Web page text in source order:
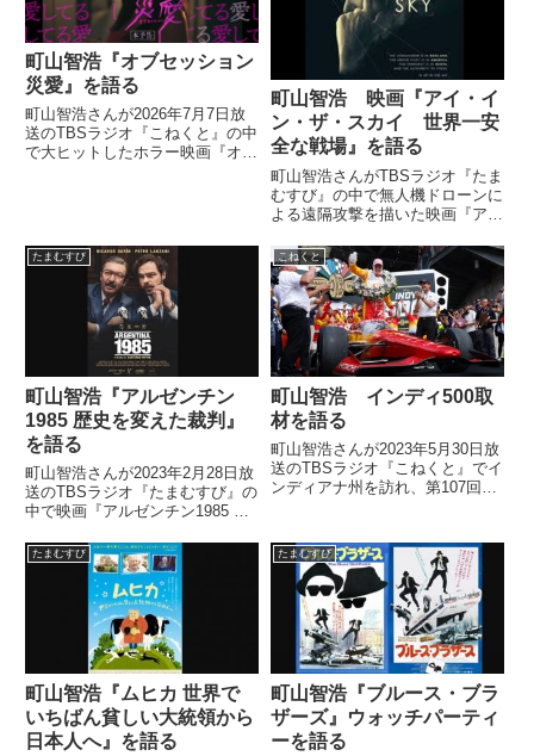
町山智浩『オブセッション
災愛』を語る
町山智浩さんが2026年7月7日放
送のTBSラジオ『こねくと』の中
で大ヒットしたホラー映画『オブ
町山智浩 映画『アイ・イ
ン・ザ・スカイ 世界一安
全な戦場』を語る
町山智浩さんがTBSラジオ『たま
むすび』の中で無人機ドローンに
よる遠隔攻撃を描いた映画『ア
ていました。（町山智浩）で、独
立記念日なんですけど。あんまり
そうめでたい感じじゃないです
ね。（山里亮太）なるほど。いろ
い...
たまむすび
町山智浩『アルゼンチン
1985 歴史を変えた裁判』
を語る
町山智浩さんが2023年2月28日放
送のTBSラジオ『たまむすび』の
中で映画『アルゼンチン1985 歴
した。
こねくと
町山智浩 インディ500取
材を語る
町山智浩さんが2023年5月30日放
送のTBSラジオ『こねくと』でイ
ンディアナ州を訪れ、第107回イ
たまむすび
町山智浩『ムヒカ 世界で
いちばん貧しい大統領から
日本人へ』を語る
たまむすび
町山智浩『ブルース・ブラ
ザーズ』ウォッチパーティ
ーを語る